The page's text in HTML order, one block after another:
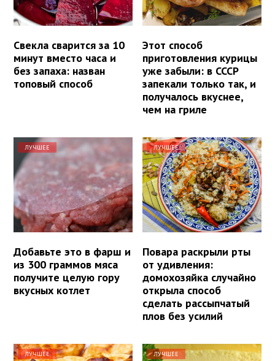
Свекла сварится за 10
минут вместо часа и
без запаха: назван
топовый способ
Этот способ
приготовления курицы
уже забыли: в СССР
запекали только так, и
получалось вкуснее,
чем на гриле
ЛУЧШЕЕ
Добавьте это в фарш и
из 300 граммов мяса
получите целую гору
вкусных котлет
ЛУЧШЕЕ
Повара раскрыли рты
от удивления:
домохозяйка случайно
открыла способ
сделать рассыпчатый
плов без усилий
ЛУЧШЕЕ ЛУЧШЕЕ